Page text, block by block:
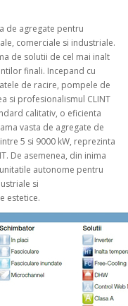
de agregate pentru
comerciale si industriale.
de solutii de cel mai inalt
finali. Incepand cu
de racire, pompele de
si profesionalismul CLINT
calitativ, o eficienta
vasta de agregate de
5 si 9000 kW, reprezinta
De asemenea, din inima
autonome pentru
si
estetice.